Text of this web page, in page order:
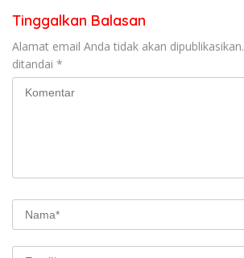
Tinggalkan Balasan
Alamat email Anda tidak akan dipublikasikan.
ditandai *